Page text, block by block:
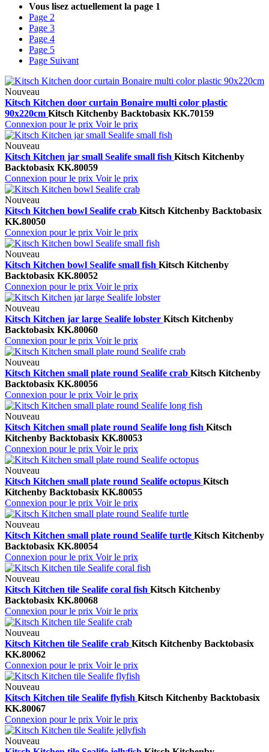
Vous lisez actuellement la page 1
Page 2
Page 3
Page 4
Page 5
Page Suivant
Nouveau
Kitsch Kitchen door curtain Bonaire multi color plastic
90x220cm Kitsch Kitchenby Backtobasix KK.70159
Connexion pour le prix Voir le prix
Nouveau
Kitsch Kitchen jar small Sealife small fish Kitsch Kitchenby
Backtobasix KK.80059
Connexion pour le prix Voir le prix
Nouveau
Kitsch Kitchen bowl Sealife crab Kitsch Kitchenby Backtobasix
KK.80050
Connexion pour le prix Voir le prix
Nouveau
Kitsch Kitchen bowl Sealife small fish Kitsch Kitchenby
Backtobasix KK.80052
Connexion pour le prix Voir le prix
Nouveau
Kitsch Kitchen jar large Sealife lobster Kitsch Kitchenby
Backtobasix KK.80060
Connexion pour le prix Voir le prix
Nouveau
Kitsch Kitchen small plate round Sealife crab Kitsch Kitchenby
Backtobasix KK.80056
Connexion pour le prix Voir le prix
Nouveau
Kitsch Kitchen small plate round Sealife long fish Kitsch
Kitchenby Backtobasix KK.80053
Connexion pour le prix Voir le prix
Nouveau
Kitsch Kitchen small plate round Sealife octopus Kitsch
Kitchenby Backtobasix KK.80055
Connexion pour le prix Voir le prix
Nouveau
Kitsch Kitchen small plate round Sealife turtle Kitsch Kitchenby
Backtobasix KK.80054
Connexion pour le prix Voir le prix
Nouveau
Kitsch Kitchen tile Sealife coral fish Kitsch Kitchenby
Backtobasix KK.80068
Connexion pour le prix Voir le prix
Nouveau
Kitsch Kitchen tile Sealife crab Kitsch Kitchenby Backtobasix
KK.80062
Connexion pour le prix Voir le prix
Nouveau
Kitsch Kitchen tile Sealife flyfish Kitsch Kitchenby Backtobasix
KK.80067
Connexion pour le prix Voir le prix
Nouveau